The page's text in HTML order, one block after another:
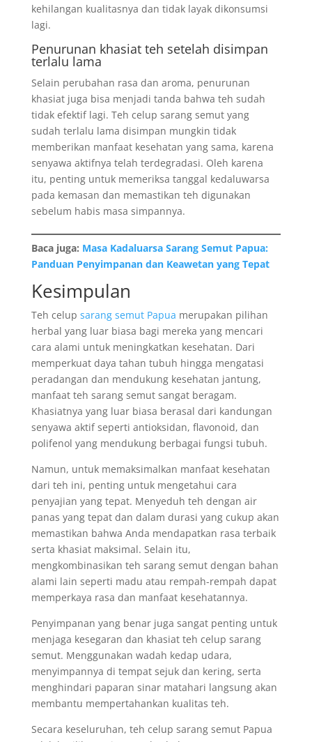
kehilangan kualitasnya dan tidak layak dikonsumsi
lagi.
Penurunan khasiat teh setelah disimpan
terlalu lama
Selain perubahan rasa dan aroma, penurunan
khasiat juga bisa menjadi tanda bahwa teh sudah
tidak efektif lagi. Teh celup sarang semut yang
sudah terlalu lama disimpan mungkin tidak
memberikan manfaat kesehatan yang sama, karena
senyawa aktifnya telah terdegradasi. Oleh karena
itu, penting untuk memeriksa tanggal kedaluwarsa
pada kemasan dan memastikan teh digunakan
sebelum habis masa simpannya.
Baca juga: Masa Kadaluarsa Sarang Semut Papua:
Panduan Penyimpanan dan Keawetan yang Tepat
Kesimpulan
Teh celup sarang semut Papua merupakan pilihan
herbal yang luar biasa bagi mereka yang mencari
cara alami untuk meningkatkan kesehatan. Dari
memperkuat daya tahan tubuh hingga mengatasi
peradangan dan mendukung kesehatan jantung,
manfaat teh sarang semut sangat beragam.
Khasiatnya yang luar biasa berasal dari kandungan
senyawa aktif seperti antioksidan, flavonoid, dan
polifenol yang mendukung berbagai fungsi tubuh.
Namun, untuk memaksimalkan manfaat kesehatan
dari teh ini, penting untuk mengetahui cara
penyajian yang tepat. Menyeduh teh dengan air
panas yang tepat dan dalam durasi yang cukup akan
memastikan bahwa Anda mendapatkan rasa terbaik
serta khasiat maksimal. Selain itu,
mengkombinasikan teh sarang semut dengan bahan
alami lain seperti madu atau rempah-rempah dapat
memperkaya rasa dan manfaat kesehatannya.
Penyimpanan yang benar juga sangat penting untuk
menjaga kesegaran dan khasiat teh celup sarang
semut. Menggunakan wadah kedap udara,
menyimpannya di tempat sejuk dan kering, serta
menghindari paparan sinar matahari langsung akan
membantu mempertahankan kualitas teh.
Secara keseluruhan, teh celup sarang semut Papua